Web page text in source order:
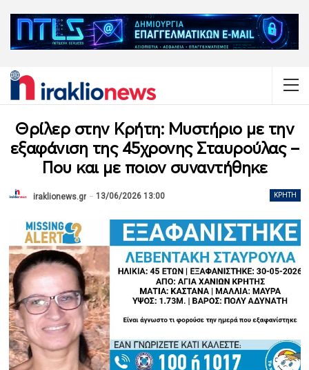
Θρίλερ στην Κρήτη: Μυστήριο με την
εξαφάνιση της 45χρονης Σταυρούλας –
Που και με ποιον συναντήθηκε
ΚΡΉΤΗ
iraklionews.gr 13/06/2026 13:00